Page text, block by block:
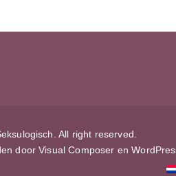
All right reserved.
doorVisual Composer en